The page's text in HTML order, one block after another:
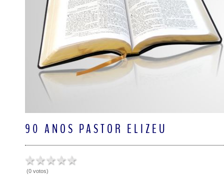
90 ANOS PASTOR ELIZEU
(0 votos)